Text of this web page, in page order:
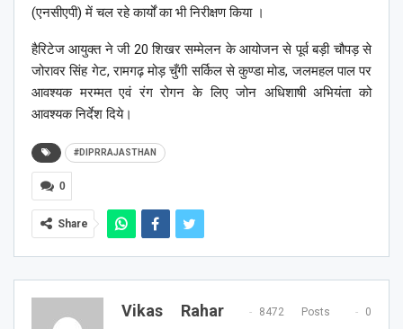
(एनसीएपी) में चल रहे कार्यों का भी निरीक्षण किया ।
हैरिटेज आयुक्त ने जी 20 शिखर सम्मेलन के आयोजन से पूर्व बड़ी चौपड़ से
जोरावर सिंह गेट, रामगढ़ मोड़ चुँगी सर्किल से कुण्डा मोड, जलमहल पाल पर
आवश्यक मरम्मत एवं रंग रोगन के लिए जोन अधिशाषी अभियंता को
आवश्यक निर्देश दिये।
#DIPRRAJASTHAN
0
Share
Vikas Rahar 8472 Posts 0